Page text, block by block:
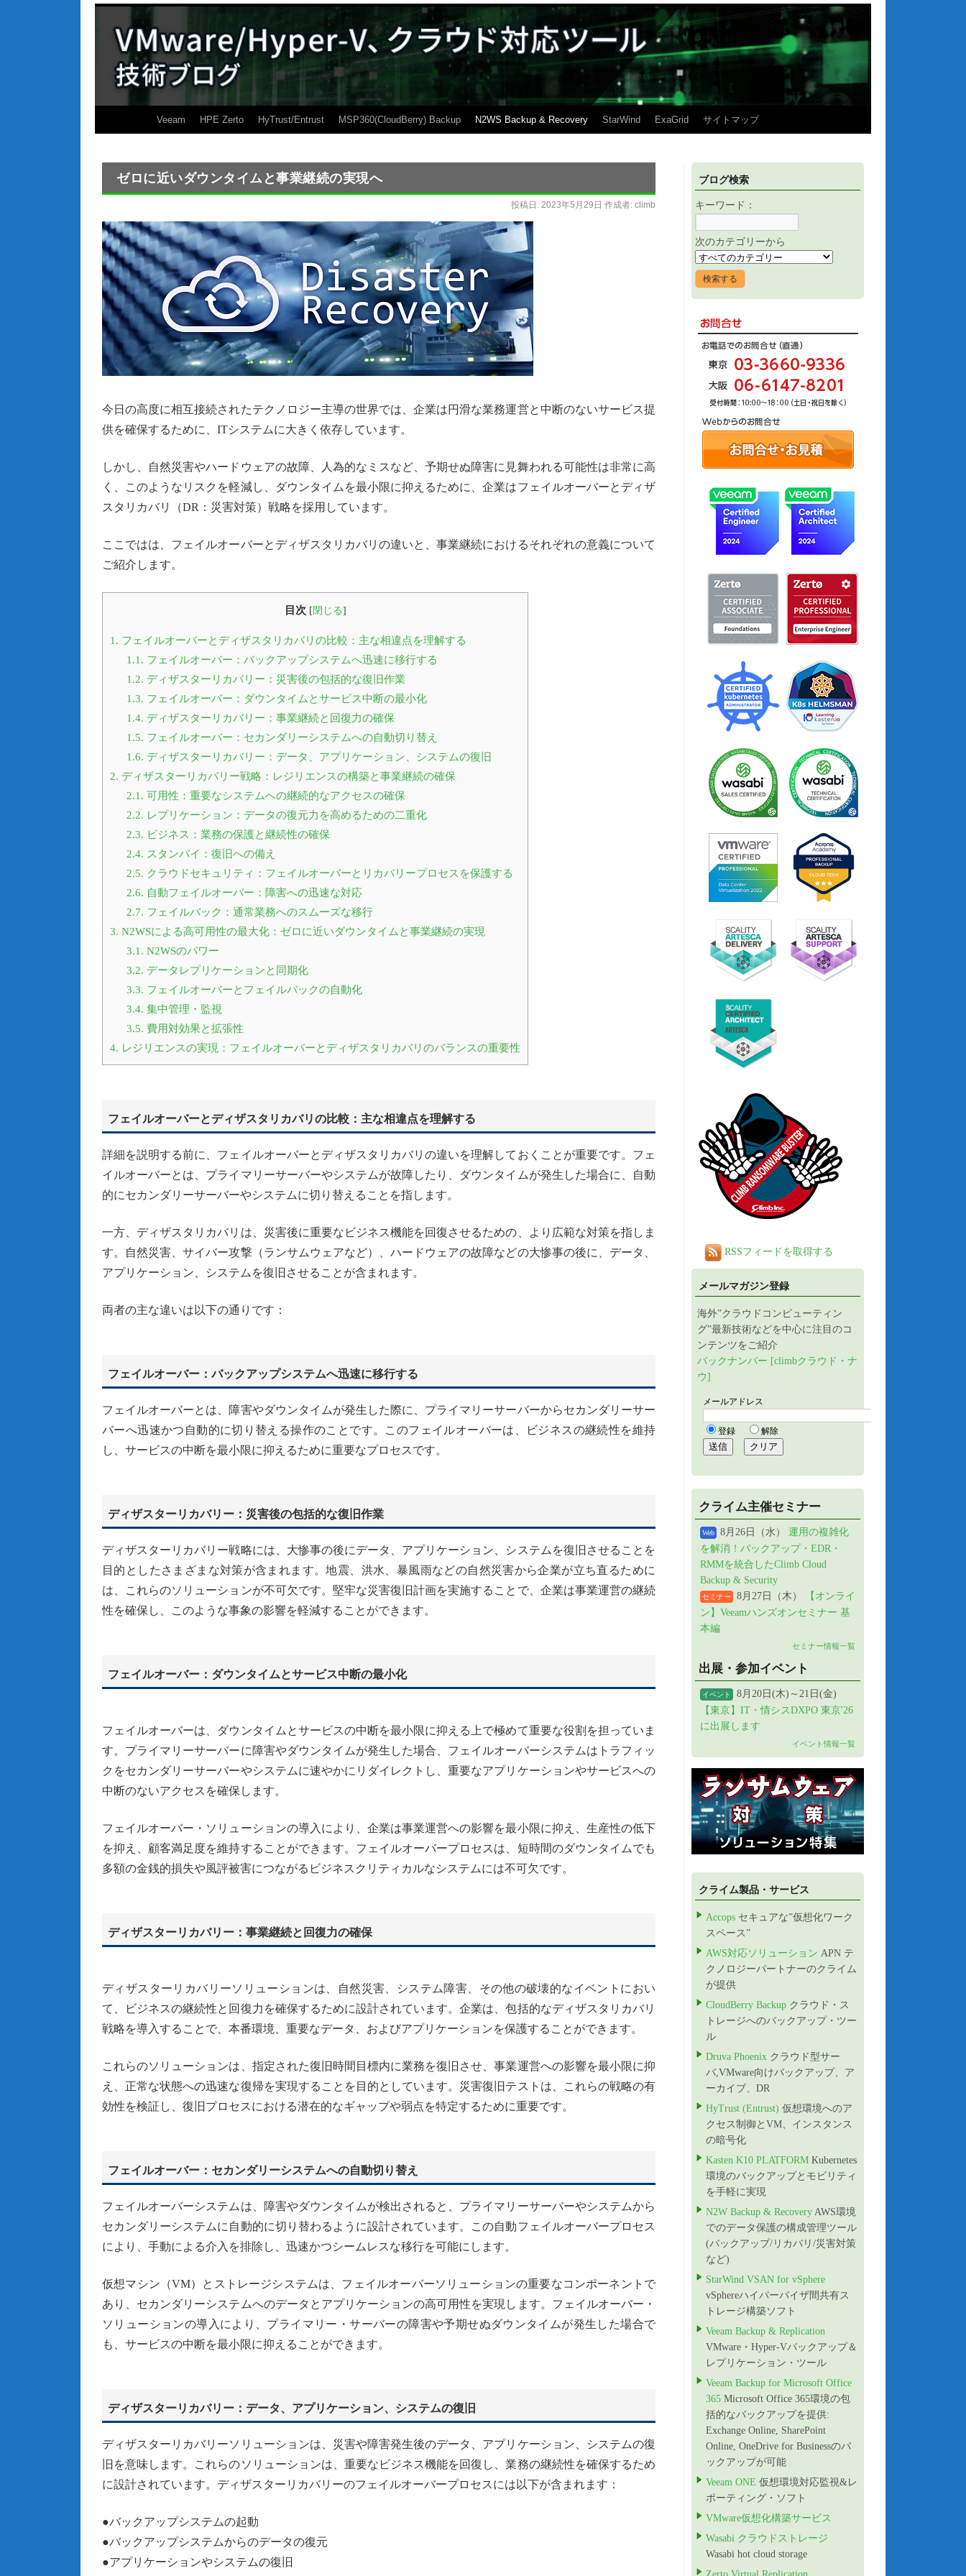
Veeam HPE Zerto HyTrust/Entrust MSP360(CloudBerry) Backup N2WS Backup & Recovery StarWind ExaGrid サイトマップ
ゼロに近いダウンタイムと事業継続の実現へ
投稿日: 2023年5月29日 作成者: climb
今日の高度に相互接続されたテクノロジー主導の世界では、企業は円滑な業務運営と中断のないサービス提
供を確保するために、ITシステムに大きく依存しています。
しかし、自然災害やハードウェアの故障、人為的なミスなど、予期せぬ障害に見舞われる可能性は非常に高
く、このようなリスクを軽減し、ダウンタイムを最小限に抑えるために、企業はフェイルオーバーとディザ
スタリカバリ（DR：災害対策）戦略を採用しています。
ここではは、フェイルオーバーとディザスタリカバリの違いと、事業継続におけるそれぞれの意義について
ご紹介します。
目次 [ 閉じる]
1. フェイルオーバーとディザスタリカバリの比較：主な相違点を理解する
1.1. フェイルオーバー：バックアップシステムへ迅速に移行する
1.2. ディザスターリカバリー：災害後の包括的な復旧作業
1.3. フェイルオーバー：ダウンタイムとサービス中断の最小化
1.4. ディザスターリカバリー：事業継続と回復力の確保
1.5. フェイルオーバー：セカンダリーシステムへの自動切り替え
1.6. ディザスターリカバリー：データ、アプリケーション、システムの復旧
2. ディザスターリカバリー戦略：レジリエンスの構築と事業継続の確保
2.1. 可用性：重要なシステムへの継続的なアクセスの確保
2.2. レプリケーション：データの復元力を高めるための二重化
2.3. ビジネス：業務の保護と継続性の確保
2.4. スタンバイ：復旧への備え
2.5. クラウドセキュリティ：フェイルオーバーとリカバリープロセスを保護する
2.6. 自動フェイルオーバー：障害への迅速な対応
2.7. フェイルバック：通常業務へのスムーズな移行
3. N2WSによる高可用性の最大化：ゼロに近いダウンタイムと事業継続の実現
3.1. N2WSのパワー
3.2. データレプリケーションと同期化
3.3. フェイルオーバーとフェイルバックの自動化
3.4. 集中管理・監視
3.5. 費用対効果と拡張性
4. レジリエンスの実現：フェイルオーバーとディザスタリカバリのバランスの重要性
フェイルオーバーとディザスタリカバリの比較：主な相違点を理解する
詳細を説明する前に、フェイルオーバーとディザスタリカバリの違いを理解しておくことが重要です。フェ
イルオーバーとは、プライマリーサーバーやシステムが故障したり、ダウンタイムが発生した場合に、自動
的にセカンダリーサーバーやシステムに切り替えることを指します。
一方、ディザスタリカバリは、災害後に重要なビジネス機能を回復させるための、より広範な対策を指しま
す。自然災害、サイバー攻撃（ランサムウェアなど）、ハードウェアの故障などの大惨事の後に、データ、
アプリケーション、システムを復旧させることが含まれます。
両者の主な違いは以下の通りです：
フェイルオーバー：バックアップシステムへ迅速に移行する
フェイルオーバーとは、障害やダウンタイムが発生した際に、プライマリーサーバーからセカンダリーサー
バーへ迅速かつ自動的に切り替える操作のことです。このフェイルオーバーは、ビジネスの継続性を維持
し、サービスの中断を最小限に抑えるために重要なプロセスです。
ディザスターリカバリー：災害後の包括的な復旧作業
ディザスターリカバリー戦略には、大惨事の後にデータ、アプリケーション、システムを復旧させることを
目的としたさまざまな対策が含まれます。地震、洪水、暴風雨などの自然災害から企業が立ち直るために
は、これらのソリューションが不可欠です。堅牢な災害復旧計画を実施することで、企業は事業運営の継続
性を確保し、このような事象の影響を軽減することができます。
フェイルオーバー：ダウンタイムとサービス中断の最小化
フェイルオーバーは、ダウンタイムとサービスの中断を最小限に抑える上で極めて重要な役割を担っていま
す。プライマリーサーバーに障害やダウンタイムが発生した場合、フェイルオーバーシステムはトラフィッ
クをセカンダリーサーバーやシステムに速やかにリダイレクトし、重要なアプリケーションやサービスへの
中断のないアクセスを確保します。
フェイルオーバー・ソリューションの導入により、企業は事業運営への影響を最小限に抑え、生産性の低下
を抑え、顧客満足度を維持することができます。フェイルオーバープロセスは、短時間のダウンタイムでも
多額の金銭的損失や風評被害につながるビジネスクリティカルなシステムには不可欠です。
ディザスターリカバリー：事業継続と回復力の確保
ディザスターリカバリーソリューションは、自然災害、システム障害、その他の破壊的なイベントにおい
て、ビジネスの継続性と回復力を確保するために設計されています。企業は、包括的なディザスタリカバリ
戦略を導入することで、本番環境、重要なデータ、およびアプリケーションを保護することができます。
これらのソリューションは、指定された復旧時間目標内に業務を復旧させ、事業運営への影響を最小限に抑
え、正常な状態への迅速な復帰を実現することを目的としています。災害復旧テストは、これらの戦略の有
効性を検証し、復旧プロセスにおける潜在的なギャップや弱点を特定するために重要です。
フェイルオーバー：セカンダリーシステムへの自動切り替え
フェイルオーバーシステムは、障害やダウンタイムが検出されると、プライマリーサーバーやシステムから
セカンダリーシステムに自動的に切り替わるように設計されています。この自動フェイルオーバープロセス
により、手動による介入を排除し、迅速かつシームレスな移行を可能にします。
仮想マシン（VM）とストレージシステムは、フェイルオーバーソリューションの重要なコンポーネントで
あり、セカンダリーシステムへのデータとアプリケーションの高可用性を実現します。フェイルオーバー・
ソリューションの導入により、プライマリー・サーバーの障害や予期せぬダウンタイムが発生した場合で
も、サービスの中断を最小限に抑えることができます。
ディザスターリカバリー：データ、アプリケーション、システムの復旧
ディザスターリカバリーソリューションは、災害や障害発生後のデータ、アプリケーション、システムの復
旧を意味します。これらのソリューションは、重要なビジネス機能を回復し、業務の継続性を確保するため
に設計されています。ディザスターリカバリーのフェイルオーバープロセスには以下が含まれます：
●バックアップシステムの起動
●バックアップシステムからのデータの復元
●アプリケーションやシステムの復旧
ブログ検索
キーワード：
次のカテゴリーから
RSSフィードを取得する
メールマガジン登録
海外”クラウドコンピューティン
グ”最新技術などを中心に注目のコ
ンテンツをご紹介
バックナンバー [climbクラウド・ナ
ウ]
クライム主催セミナー
Web 8月26日（水） 運用の複雑化
を解消！バックアップ・EDR・
RMMを統合したClimb Cloud
Backup & Security
セミナー 8月27日（木）
【オンライ
ン】Veeamハンズオンセミナー 基
本編
セミナー情報一覧
出展・参加イベント
イベント
8月20日(木)～21日(金)
【東京】IT・情シスDXPO 東京'26
に出展します
イベント情報一覧
クライム製品・サービス
Accops セキュアな”仮想化ワーク
スペース”
AWS対応ソリューション APN テ
クノロジーパートナーのクライム
が提供
CloudBerry Backup クラウド・ス
トレージへのバックアップ・ツー
ル
Druva Phoenix クラウド型サー
バ,VMware向けバックアップ、ア
ーカイブ、DR
HyTrust (Entrust) 仮想環境へのア
クセス制御とVM、インスタンス
の暗号化
Kasten K10 PLATFORM Kubernetes
環境のバックアップとモビリティ
を手軽に実現
N2W Backup & Recovery AWS環境
でのデータ保護の構成管理ツール
(バックアップ/リカバリ/災害対策
など)
StarWind VSAN for vSphere
vSphereハイパーバイザ間共有ス
トレージ構築ソフト
Veeam Backup & Replication
VMware・Hyper-Vバックアップ＆
レプリケーション・ツール
Veeam Backup for Microsoft Office
365 Microsoft Office 365環境の包
括的なバックアップを提供:
Exchange Online, SharePoint
Online, OneDrive for Businessのバ
ックアップが可能
Veeam ONE 仮想環境対応監視&レ
ポーティング・ソフト
VMware仮想化構築サービス
Wasabi クラウドストレージ
Wasabi hot cloud storage